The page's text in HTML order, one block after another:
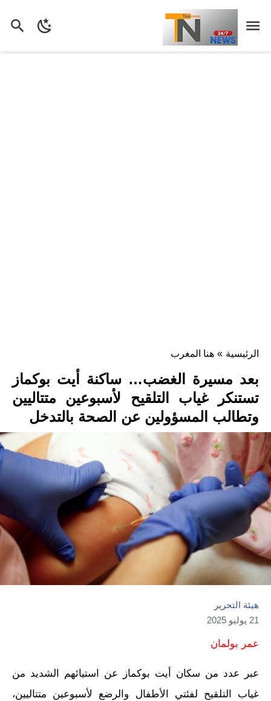
الرئيسية » هنا المغرب
بعد مسيرة الغضب… ساكنة أيت بوكماز
تستنكر غياب التلقيح لأسبوعين متتاليين
وتطالب المسؤولين عن الصحة بالتدخل
هيئة التحرير
21 يوليو 2025
عمر بولمان
عبر عدد من سكان أيت بوكماز عن استيائهم الشديد من
غياب التلقيح لفئتي الأطفال والرضع لأسبوعين متتاليين،